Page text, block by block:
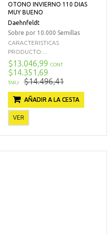
OTONO INVIERNO 110 DIAS
MUY BUENO
Daehnfeldt
Sobre por 10.000 Semillas
CARACTERISTICAS
PRODUCTO:...
$13.046,99 CONT
$14.351,69
TARJ $14.496,41
AÑADIR A LA CESTA
VER